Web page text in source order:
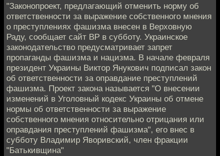
"Законопроект, предлагающий отменить норму об
ответственности за выражение собственного мнения
о преступлениях фашизма внесен в Верховную
Раду, сообщает сайт ВР в субботу. Украинское
законодательство предусматривает запрет
пропаганды фашизма и нацизма. В начале февраля
президент Украины Виктор Янукович подписал закон
об ответственности за оправдание преступлений
фашизма. Проект закона называется "О внесении
изменений в Уголовный кодекс Украины об отмене
нормы об ответственности за выражение
собственного мнения относительно отрицания или
оправдания преступлений фашизма", его внес в
субботу Владимир Яворивский, член фракции
"Батькивщина"